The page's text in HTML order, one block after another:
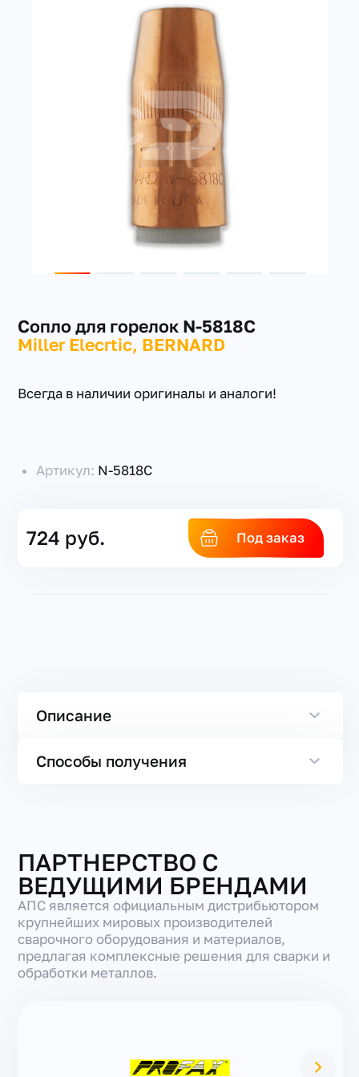
+7(351) 223-98-74
Сопло для горелок N-5818C
Miller Elecrtic, BERNARD
Всегда в наличии оригиналы и аналоги!
Артикул: N-5818C
724 руб. Под заказ
Описание
Способы получения
ПАРТНЕРСТВО С
ВЕДУЩИМИ БРЕНДАМИ
АПС является официальным дистрибьютором
крупнейших мировых производителей
сварочного оборудования и материалов,
предлагая комплексные решения для сварки и
обработки металлов.